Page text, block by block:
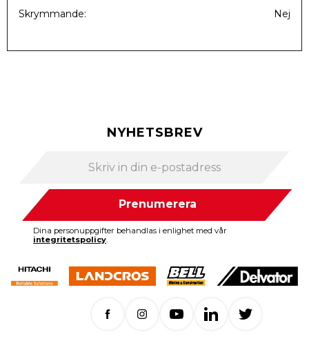
Skrymmande Nej
NYHETSBREV
Prenumerera
Dina personuppgifter behandlas i enlighet med vår
integritetspolicy.